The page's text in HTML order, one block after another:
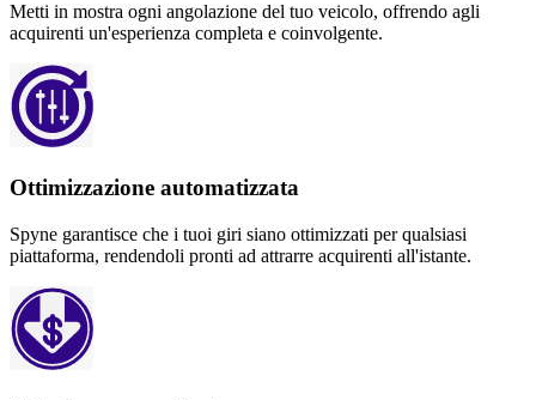
Metti in mostra ogni angolazione del tuo veicolo, offrendo agli
acquirenti un'esperienza completa e coinvolgente.
Ottimizzazione automatizzata
Spyne garantisce che i tuoi giri siano ottimizzati per qualsiasi
piattaforma, rendendoli pronti ad attrarre acquirenti all'istante.